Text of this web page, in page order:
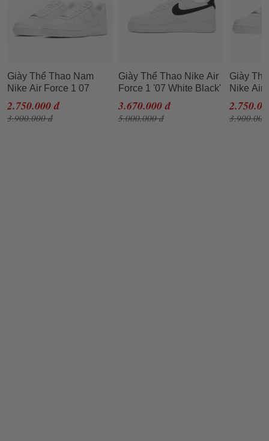
Giày Thể Thao Nam
Nike Air Force 1 07
White CW2288-
111/DD8959-100 Màu
Trắng Size 40
2.750.000 đ
3.900.000 đ
Giày Thể Thao Nike Air
Force 1 '07 White Black'
Màu Trắng Đen Size
35.5
3.670.000 đ
5.000.000 đ
Giày
Nike Air
White
111/
Trắng